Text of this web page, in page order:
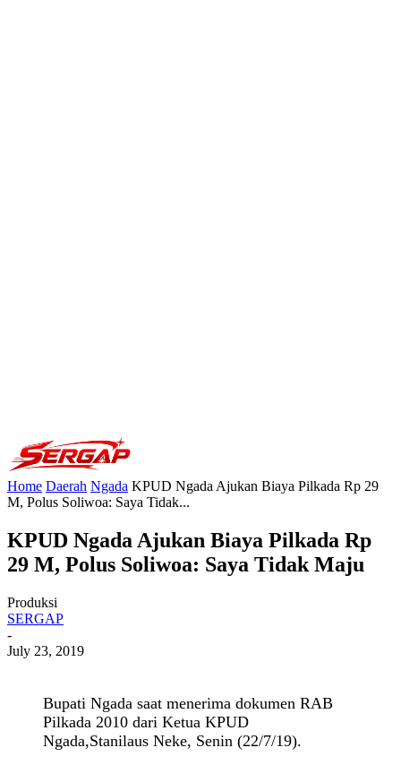
Home Daerah Ngada KPUD Ngada Ajukan Biaya Pilkada Rp 29
M, Polus Soliwoa: Saya Tidak...
KPUD Ngada Ajukan Biaya Pilkada Rp
29 M, Polus Soliwoa: Saya Tidak Maju
Produksi
SERGAP
-
July 23, 2019
Bupati Ngada saat menerima dokumen RAB
Pilkada 2010 dari Ketua KPUD
Ngada,Stanilaus Neke, Senin (22/7/19).